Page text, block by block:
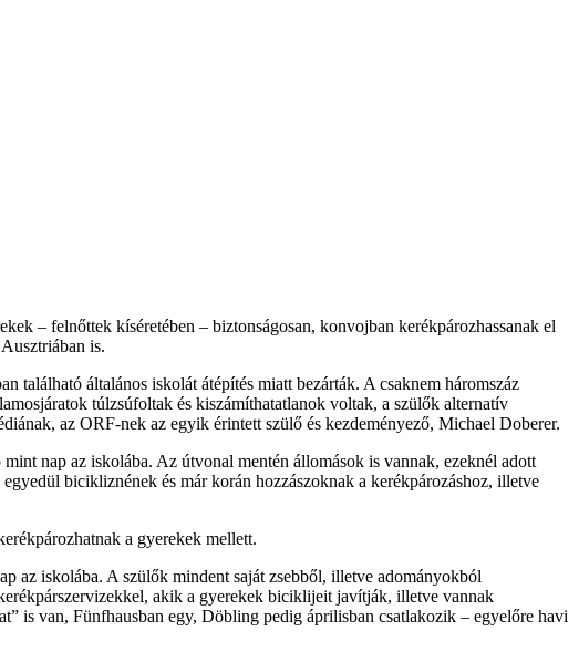
– felnőttek kíséretében – biztonságosan, konvojban kerékpározhassanak el
is.
található általános iskolát átépítés miatt bezárták. A csaknem háromszáz
túlzsúfoltak és kiszámíthatatlanok voltak, a szülők alternatív
az ORF-nek az egyik érintett szülő és kezdeményező, Michael Doberer.
nap az iskolába. Az útvonal mentén állomások is vannak, ezeknél adott
bicikliznének és már korán hozzászoknak a kerékpározáshoz, illetve
a gyerekek mellett.
az iskolába. A szülők mindent saját zsebből, illetve adományokból
akik a gyerekek biciklijeit javítják, illetve vannak
is van, Fünfhausban egy, Döbling pedig áprilisban csatlakozik – egyelőre havi